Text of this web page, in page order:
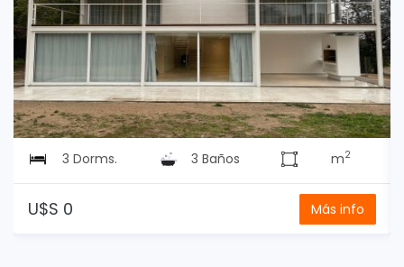
3 Dorms. 3 Baños m2
U$S 0 Más info